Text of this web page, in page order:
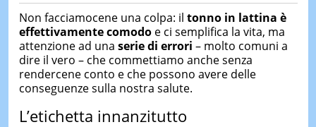
Non facciamocene una colpa: il tonno in lattina è
effettivamente comodoe ci semplifica la vita, ma
attenzione ad una serie di errori – molto comuni a
dire il vero – che commettiamo anche senza
rendercene conto e che possono avere delle
conseguenze sulla nostra salute.
L’etichetta innanzitutto